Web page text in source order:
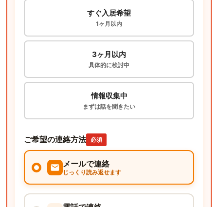
すぐ入居希望
1ヶ月以内
3ヶ月以内
具体的に検討中
情報収集中
まずは話を聞きたい
ご希望の連絡方法 必須
メールで連絡
じっくり読み返せます